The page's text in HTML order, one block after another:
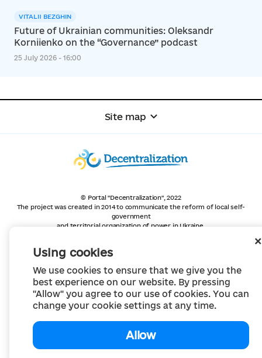
Using cookies
We use cookies to ensure that we give you the
best experience on our website. By pressing
"Allow" you agree to our use of cookies. You can
change your cookie settings at any time.
Allow
VITALII BEZGHIN
Future of Ukrainian communities: Oleksandr
Korniienko on the “Governance” podcast
25 July 2026 - 16:00
Site map
© Portal "Decentralization", 2022
The project was created in 2014 to communicate the reform of local self-
government
and territorial organization of power in Ukraine.
Creative Commons Attribution 4.0 International license,